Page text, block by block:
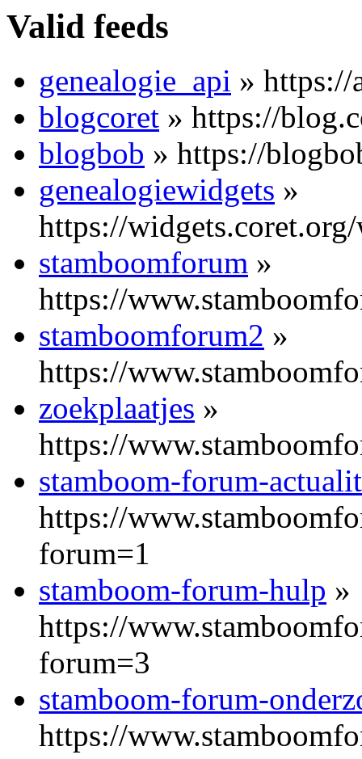
Valid feeds
genealogie_api » https://
blogcoret » https://
blogbob » https://
genealogiewidgets »
https://
stamboomforum »
https://
stamboomforum2 »
https://
zoekplaatjes »
https://
stamboom-forum-
https://
forum=1
stamboom-forum-hulp »
https://
forum=3
stamboom-forum-
https://